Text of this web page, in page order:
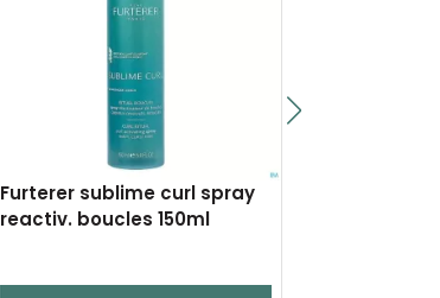
Furterer sublime curl spray
reactiv. boucles 150ml